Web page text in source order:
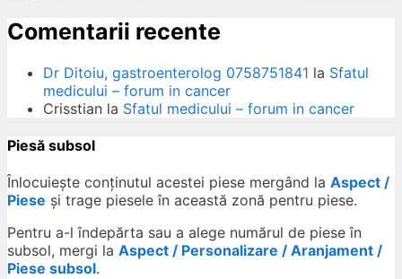
Comentarii recente
Dr Ditoiu, gastroenterolog 0758751841 la Sfatul
medicului – forum in cancer
Crisstian la Sfatul medicului – forum in cancer
Piesă subsol
Înlocuiește conținutul acestei piese mergând la Aspect /
Piese și trage piesele în această zonă pentru piese.
Pentru a-l îndepărta sau a alege numărul de piese în
subsol, mergi la Aspect / Personalizare / Aranjament /
Piese subsol.